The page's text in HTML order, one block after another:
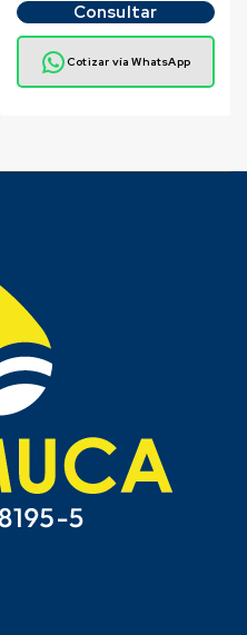
Consultar
Cotizar vía WhatsApp